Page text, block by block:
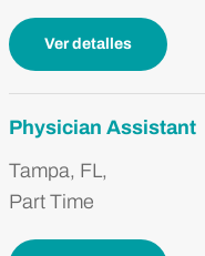
Ver detalles
Physician Assistant
Tampa, FL,
Part Time